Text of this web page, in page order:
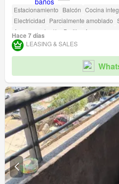
Estacionamiento Balcón Cocina
Electricidad Parcialmente amoblado
Ascensor
Jardín Parilla Acceso
Hace 7 días
LEASING & SALES